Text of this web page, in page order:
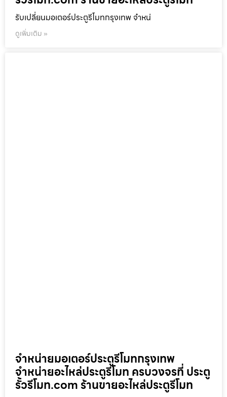
รับเปลี่ยนมอเตอร์ประตูรีโมทกรุงเทพ จำหน่
ดูเพิ่มเติม »
จำหน่ายมอเตอร์ประตูรีโมทกรุงเทพ
จำหน่ายอะไหล่ประตูรีโมท ครบวงจรที่ ประตู
รั้วรีโมท.com ร้านขายอะไหล่ประตูรีโมท